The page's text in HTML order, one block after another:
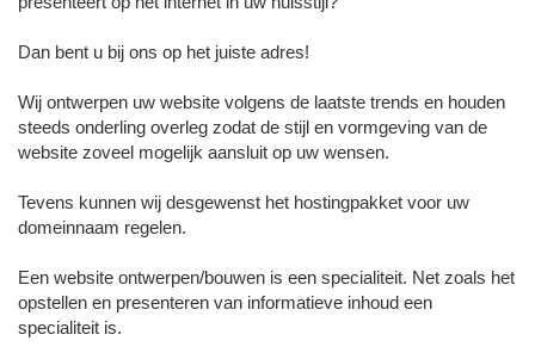
Dan bent u bij ons op het juiste adres!
Wij ontwerpen uw website volgens de laatste trends en houden
steeds onderling overleg zodat de stijl en vormgeving van de
website zoveel mogelijk aansluit op uw wensen.
Tevens kunnen wij desgewenst het hostingpakket voor uw
domeinnaam regelen.
Een website ontwerpen/bouwen is een specialiteit. Net zoals het
opstellen en presenteren van informatieve inhoud een
specialiteit is.